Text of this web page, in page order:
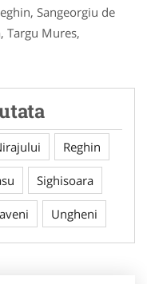
Sangeorgiu de
Targu Mures,
Reghin
Sighisoara
Ungheni